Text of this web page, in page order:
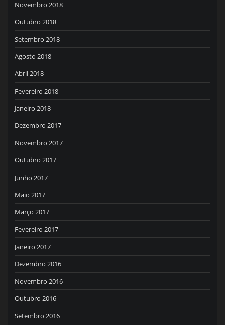
Novembro 2018
Outubro 2018
Setembro 2018
Agosto 2018
Abril 2018
Fevereiro 2018
Janeiro 2018
Dezembro 2017
Novembro 2017
Outubro 2017
Junho 2017
Maio 2017
Março 2017
Fevereiro 2017
Janeiro 2017
Dezembro 2016
Novembro 2016
Outubro 2016
Setembro 2016